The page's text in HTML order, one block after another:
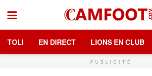
TOLI EN DIRECT LIONS EN CLUB
PUBLICITÉ